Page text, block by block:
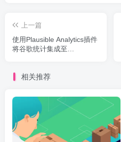
上一篇
使用Plausible Analytics插件
将谷歌统计集成至
相关推荐